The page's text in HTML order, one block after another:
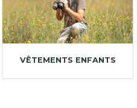
VÊTEMENTS ENFANTS